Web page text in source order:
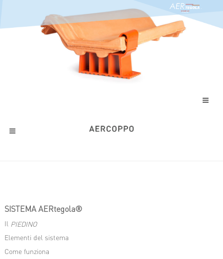
SISTEMA AERtegola®
Il PIEDINO
Elementi del sistema
Come funziona